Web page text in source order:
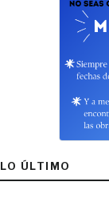
LO ÚLTIMO